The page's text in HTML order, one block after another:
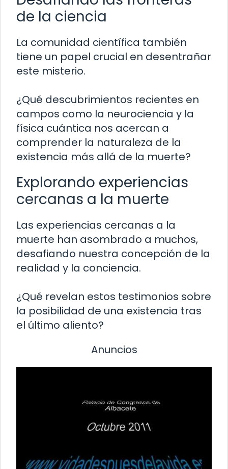
de la ciencia
La comunidad científica también
tiene un papel crucial en desentrañar
este misterio.
¿Qué descubrimientos recientes en
campos como la neurociencia y la
física cuántica nos acercan a
comprender la naturaleza de la
existencia más allá de la muerte?
Explorando experiencias
cercanas a la muerte
Las experiencias cercanas a la
muerte han asombrado a muchos,
desafiando nuestra concepción de la
realidad y la conciencia.
¿Qué revelan estos testimonios sobre
la posibilidad de una existencia tras
el último aliento?
Anuncios